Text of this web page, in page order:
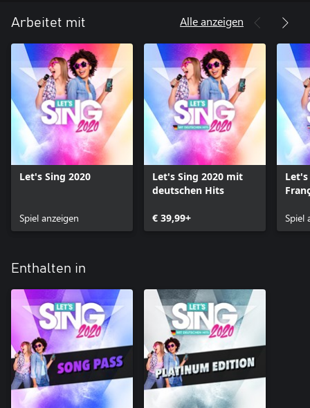
Arbeitet mit Alle anzeigen
Let's Sing 2020
Spiel anzeigen
Let's Sing 2020 mit
deutschen Hits
€ 39,99+
Spiel
Enthalten in